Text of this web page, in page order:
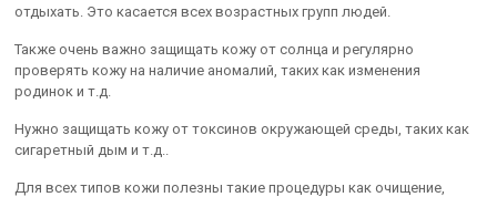
отдыхать. Это касается всех возрастных групп людей.
Также очень важно защищать кожу от солнца и регулярно
проверять кожу на наличие аномалий, таких как изменения
родинок и т.д.
Нужно защищать кожу от токсинов окружающей среды, таких как
сигаретный дым и т.д..
Для всех типов кожи полезны такие процедуры как очищение,